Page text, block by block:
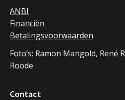
ANBI
Financiën
Betalingsvoorwaarden
Foto’s: Ramon Mangold, René
Roode
Contact